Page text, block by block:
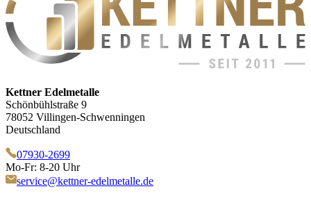
Kettner Edelmetalle
Schönbühlstraße 9
78052 Villingen-Schwenningen
Deutschland
07930-2699
Mo-Fr: 8-20 Uhr
service@kettner-edelmetalle.de